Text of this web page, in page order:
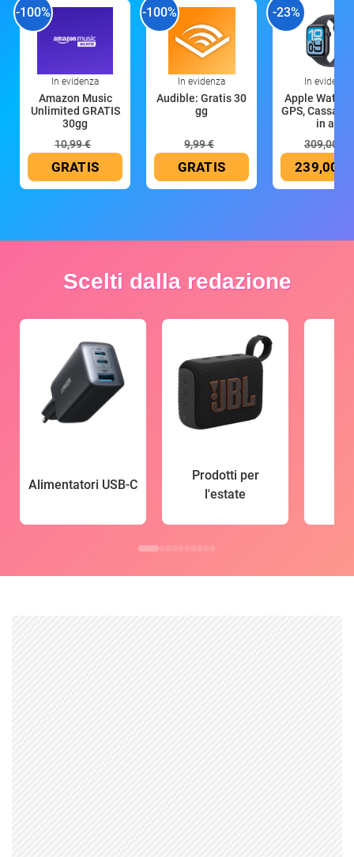
-100%
In evidenza
Amazon Music
Unlimited GRATIS
30gg
10,99 €
GRATIS
-100%
In evidenza
Audible: Gratis 30
gg
9,99 €
GRATIS
-23%
In evidenza
Apple Watch
GPS, Cassa
in all
309,00 €
239,00 €
Scelti dalla redazione
Alimentatori USB-C
Prodotti per
l'estate